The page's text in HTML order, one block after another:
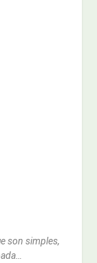
son simples,